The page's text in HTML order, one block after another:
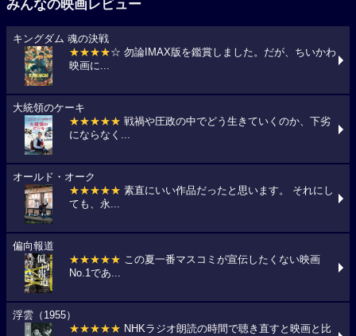
みんなの映画レビュー
キングダム 魂の決戦
★★★★☆ 勿論IMAX版を鑑賞しました。だが、ちいかわ
映画に...
大統領のケーキ
★★★★★ 戦禍や圧政の中でどう生きていくのか、下劣
にならなく...
オールド・オーク
★★★★★ 素直にいい作品だったと思います。 それにし
ても、永...
偏向報道
★★★★★ この夏一番マスコミが宣伝したくない映画
No.1であ...
浮雲（1955）
★★★★★ NHKラジオ朗読の時間で聴き直すと映画と比